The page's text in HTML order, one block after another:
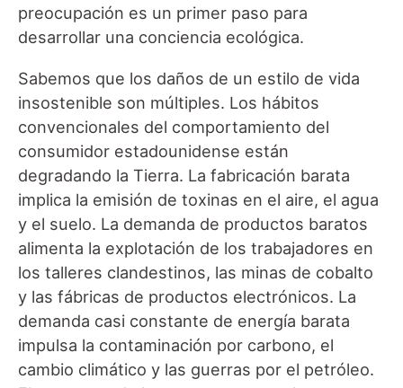
preocupación es un primer paso para
desarrollar una conciencia ecológica.
Sabemos que los daños de un estilo de vida
insostenible son múltiples. Los hábitos
convencionales del comportamiento del
consumidor estadounidense están
degradando la Tierra. La fabricación barata
implica la emisión de toxinas en el aire, el agua
y el suelo. La demanda de productos baratos
alimenta la explotación de los trabajadores en
los talleres clandestinos, las minas de cobalto
y las fábricas de productos electrónicos. La
demanda casi constante de energía barata
impulsa la contaminación por carbono, el
cambio climático y las guerras por el petróleo.